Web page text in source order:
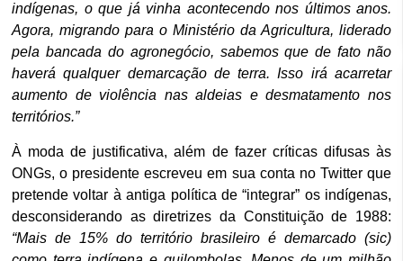
indígenas, o que já vinha acontecendo nos últimos anos.
Agora, migrando para o Ministério da Agricultura, liderado
pela bancada do agronegócio, sabemos que de fato não
haverá qualquer demarcação de terra. Isso irá acarretar
aumento de violência nas aldeias e desmatamento nos
territórios.”
À moda de justificativa, além de fazer críticas difusas às
ONGs, o presidente escreveu em sua conta no Twitter que
pretende voltar à antiga política de “integrar” os indígenas,
desconsiderando as diretrizes da Constituição de 1988:
“Mais de 15% do território brasileiro é demarcado (sic)